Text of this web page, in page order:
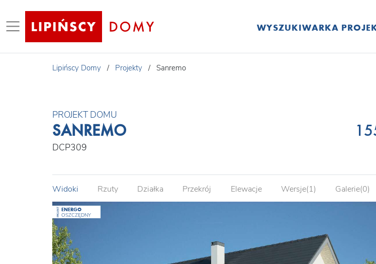
WYSZUKIWARKA
Lipińscy Domy / Projekty / Sanremo
PROJEKT DOMU
SANREMO
DCP309
Widoki Rzuty Działka Przekrój Elewacje Wersje(1) Galerie(0)
PROJEKT ENERGO
OSZCZĘDNY